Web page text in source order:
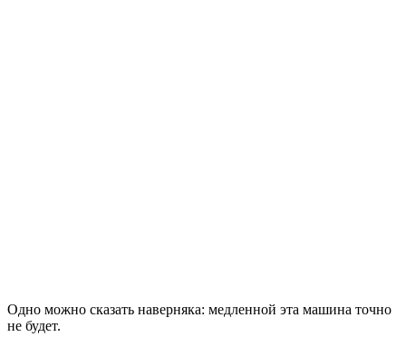
Одно можно сказать наверняка: медленной эта машина точно
не будет.